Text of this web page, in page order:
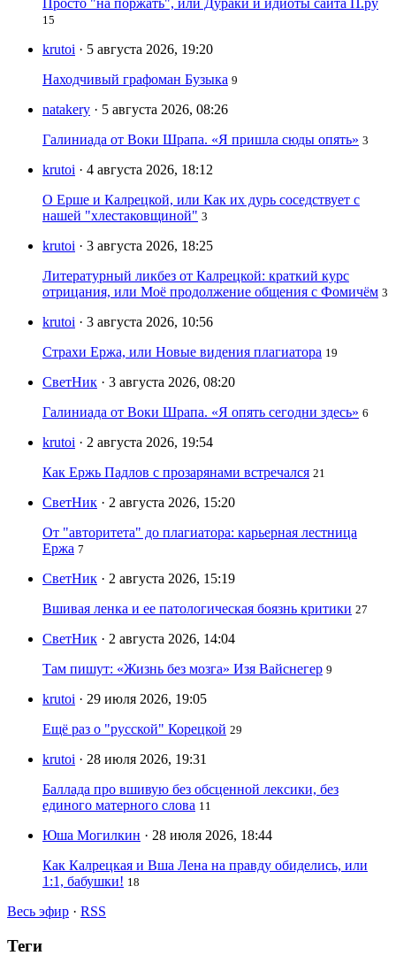
Просто "на поржать", или Дураки и идиоты сайта П.ру
15
krutoi · 5 августа 2026, 19:20
Находчивый графоман Бузыка 9
natakery · 5 августа 2026, 08:26
Галиниада от Воки Шрапа. «Я пришла сюды опять» 3
krutoi · 4 августа 2026, 18:12
О Ерше и Калрецкой, или Как их дурь соседствует с
нашей "хлестаковщиной" 3
krutoi · 3 августа 2026, 18:25
Литературный ликбез от Калрецкой: краткий курс
отрицания, или Моё продолжение общения с Фомичём 3
krutoi · 3 августа 2026, 10:56
Страхи Ержа, или Новые видения плагиатора 19
СветНик · 3 августа 2026, 08:20
Галиниада от Воки Шрапа. «Я опять сегодни здесь» 6
krutoi · 2 августа 2026, 19:54
Как Ержь Падлов с прозарянами встречался 21
СветНик · 2 августа 2026, 15:20
От "авторитета" до плагиатора: карьерная лестница
Ержа 7
СветНик · 2 августа 2026, 15:19
Вшивая ленка и ее патологическая боязнь критики 27
СветНик · 2 августа 2026, 14:04
Там пишут: «Жизнь без мозга» Изя Вайснегер 9
krutoi · 29 июля 2026, 19:05
Ещё раз о "русской" Корецкой 29
krutoi · 28 июля 2026, 19:31
Баллада про вшивую без обсценной лексики, без
единого матерного слова 11
Юша Могилкин · 28 июля 2026, 18:44
Как Калрецкая и Вша Лена на правду обиделись, или
1:1, бабушки! 18
Весь эфир · RSS
Теги